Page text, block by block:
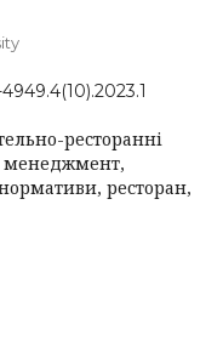
ресторанні
менеджмент,
ресторан,